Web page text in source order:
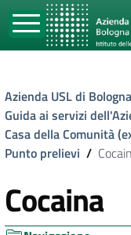
Azienda USL di Bologna
Guida ai servizi
Casa della Comunità
Punto prelievi /
Cocaina